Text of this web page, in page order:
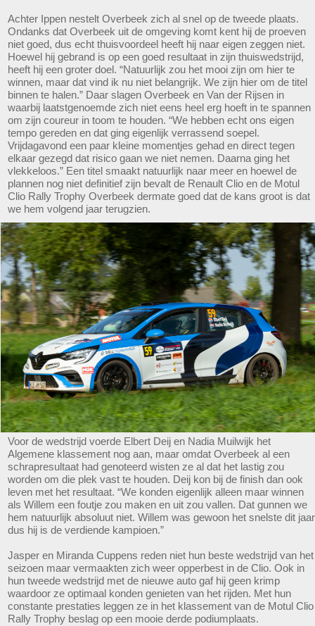
Achter Ippen nestelt Overbeek zich al snel op de tweede plaats.
Ondanks dat Overbeek uit de omgeving komt kent hij de proeven
niet goed, dus echt thuisvoordeel heeft hij naar eigen zeggen niet.
Hoewel hij gebrand is op een goed resultaat in zijn thuiswedstrijd,
heeft hij een groter doel. “Natuurlijk zou het mooi zijn om hier te
winnen, maar dat vind ik nu niet belangrijk. We zijn hier om de titel
binnen te halen.” Daar slagen Overbeek en Van der Rijsen in
waarbij laatstgenoemde zich niet eens heel erg hoeft in te spannen
om zijn coureur in toom te houden. “We hebben echt ons eigen
tempo gereden en dat ging eigenlijk verrassend soepel.
Vrijdagavond een paar kleine momentjes gehad en direct tegen
elkaar gezegd dat risico gaan we niet nemen. Daarna ging het
vlekkeloos.” Een titel smaakt natuurlijk naar meer en hoewel de
plannen nog niet definitief zijn bevalt de Renault Clio en de Motul
Clio Rally Trophy Overbeek dermate goed dat de kans groot is dat
we hem volgend jaar terugzien.
Voor de wedstrijd voerde Elbert Deij en Nadia Muilwijk het
Algemene klassement nog aan, maar omdat Overbeek al een
schrapresultaat had genoteerd wisten ze al dat het lastig zou
worden om die plek vast te houden. Deij kon bij de finish dan ook
leven met het resultaat. “We konden eigenlijk alleen maar winnen
als Willem een foutje zou maken en uit zou vallen. Dat gunnen we
hem natuurlijk absoluut niet. Willem was gewoon het snelste dit jaar
dus hij is de verdiende kampioen.”
Jasper en Miranda Cuppens reden niet hun beste wedstrijd van het
seizoen maar vermaakten zich weer opperbest in de Clio. Ook in
hun tweede wedstrijd met de nieuwe auto gaf hij geen krimp
waardoor ze optimaal konden genieten van het rijden. Met hun
constante prestaties leggen ze in het klassement van de Motul Clio
Rally Trophy beslag op een mooie derde podiumplaats.